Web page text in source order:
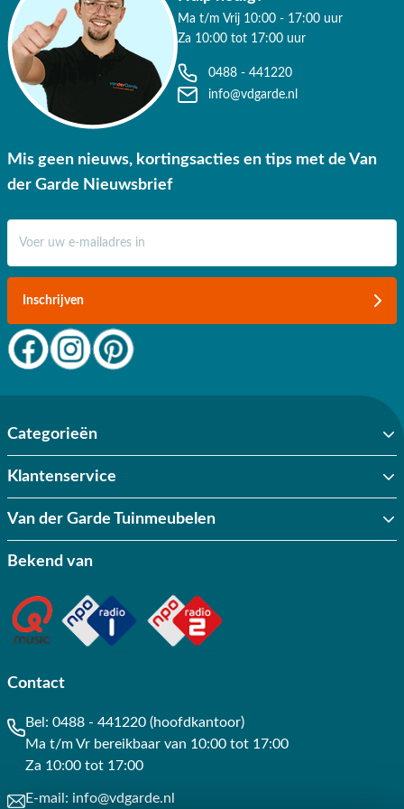
Ma t/m Vrij 10:00 - 17:00 uur
Za 10:00 tot 17:00 uur
0488 - 441220
info@vdgarde.nl
Mis geen nieuws, kortingsacties en tips met de Van
der Garde Nieuwsbrief
Inschrijven
Categorieën
Klantenservice
Van der Garde Tuinmeubelen
Bekend van
Contact
Bel: 0488 - 441220 (hoofdkantoor)
Ma t/m Vr bereikbaar van 10:00 tot 17:00
Za 10:00 tot 17:00
E-mail: info@vdgarde.nl